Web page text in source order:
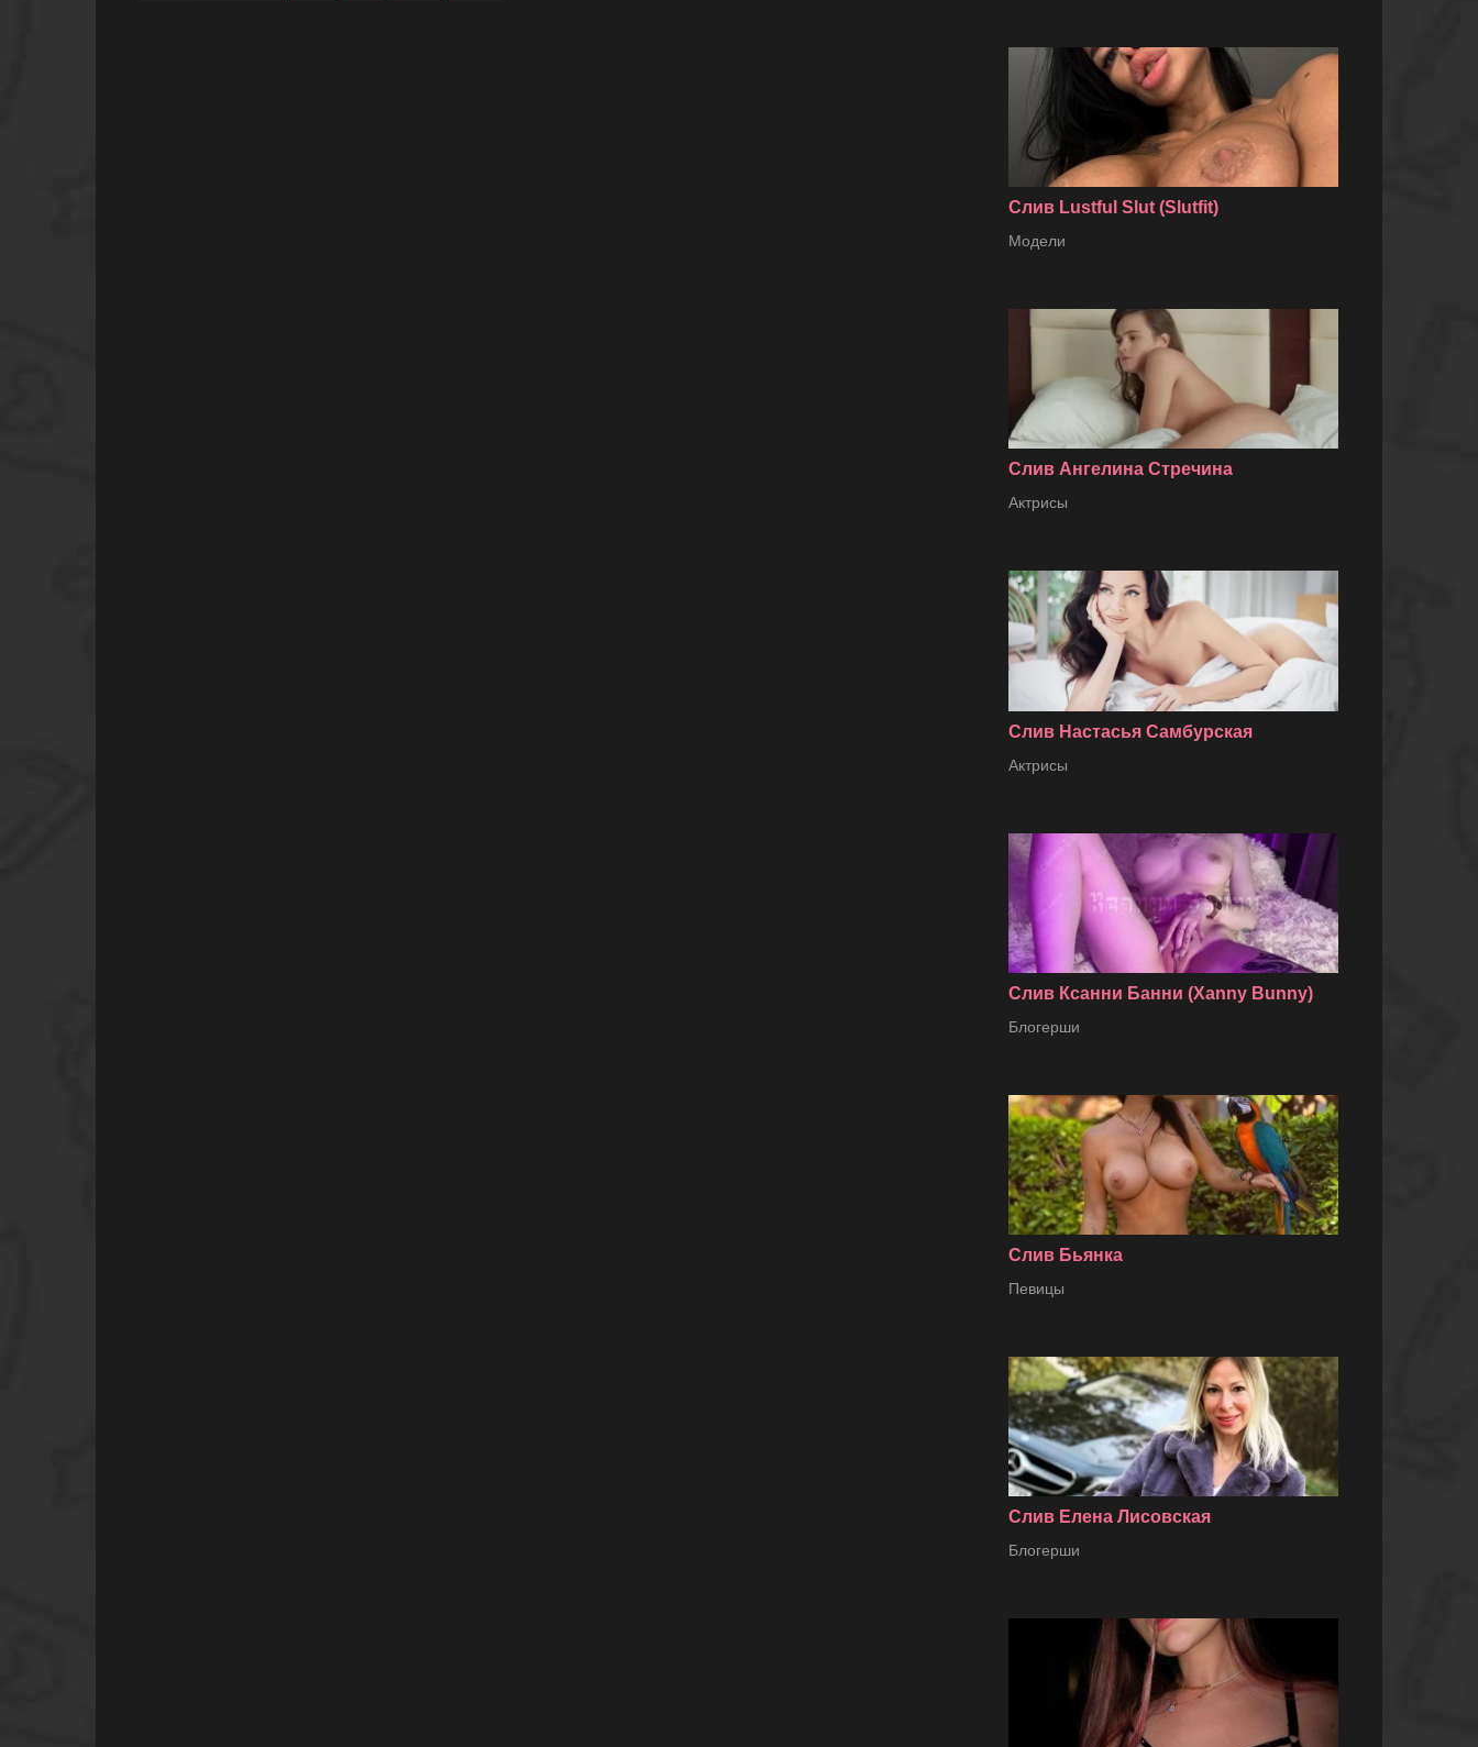
Слив Lustful Slut (Slutfit)
Модели
Слив Ангелина Стречина
Актрисы
Слив Настасья Самбурская
Актрисы
Слив Ксанни Банни (Xanny Bunny)
Блогерши
Слив Бьянка
Певицы
Слив Елена Лисовская
Блогерши